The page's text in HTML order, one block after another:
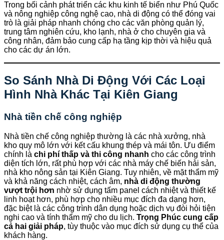
Trong bối cảnh phát triển các khu kinh tế biển như Phú Quốc
và nông nghiệp công nghệ cao, nhà di động có thể đóng vai
trò là giải pháp nhanh chóng cho các văn phòng quản lý,
trung tâm nghiên cứu, kho lạnh, nhà ở cho chuyên gia và
công nhân, đảm bảo cung cấp hạ tầng kịp thời và hiệu quả
cho các dự án lớn.
So Sánh Nhà Di Động Với Các Loại
Hình Nhà Khác Tại Kiên Giang
Nhà tiền chế công nghiệp
Nhà tiền chế công nghiệp thường là các nhà xưởng, nhà
kho quy mô lớn với kết cấu khung thép và mái tôn. Ưu điểm
chính là chi phí thấp và thi công nhanh cho các công trình
diện tích lớn, rất phù hợp với các nhà máy chế biến hải sản,
nhà kho nông sản tại Kiên Giang. Tuy nhiên, về mặt thẩm mỹ
và khả năng cách nhiệt, cách âm, nhà di động thường
vượt trội hơn nhờ sử dụng tấm panel cách nhiệt và thiết kế
linh hoạt hơn, phù hợp cho nhiều mục đích đa dạng hơn,
đặc biệt là các công trình dân dụng hoặc dịch vụ đòi hỏi tiện
nghi cao và tính thẩm mỹ cho du lịch. Trọng Phúc cung cấp
cả hai giải pháp, tùy thuộc vào mục đích sử dụng cụ thể của
khách hàng.